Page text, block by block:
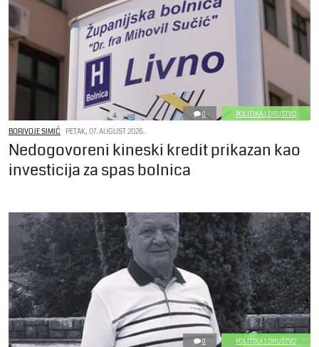
0 POLITIKA I DRUŠTVO
BORIVOJE SIMIĆ PETAK, 07. AUGUST 2026.
Nedogovoreni kineski kredit prikazan kao
investicija za spas bolnica
0 POLITIKA I DRUŠTVO